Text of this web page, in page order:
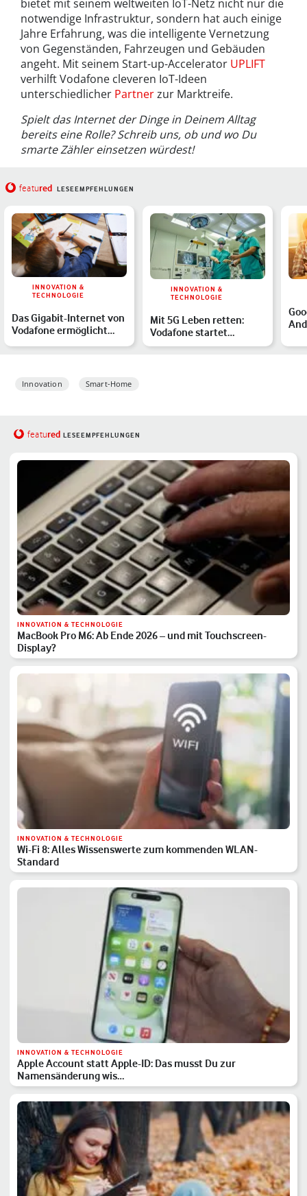
bietet mit seinem weltweiten IoT-Netz nicht nur die
notwendige Infrastruktur, sondern hat auch einige
Jahre Erfahrung, was die intelligente Vernetzung
von Gegenständen, Fahrzeugen und Gebäuden
angeht. Mit seinem Start-up-Accelerator UPLIFT
verhilft Vodafone cleveren IoT-Ideen
unterschiedlicher Partnerzur Marktreife.
Spielt das Internet der Dinge in Deinem Alltag
bereits eine Rolle? Schreib uns, ob und wo Du
smarte Zähler einsetzen würdest!
featured LESEEMPFEHLUNGEN
INNOVATION &
TECHNOLOGIE
Das Gigabit-Internet von
Vodafone ermöglicht
INNOVATION &
TECHNOLOGIE
Mit 5G Leben retten:
Vodafone startet
Echtzeit-Netz im ersten
Innovation Smart-Home
featured LESEEMPFEHLUNGEN
INNOVATION & TECHNOLOGIE
MacBook Pro M6: Ab Ende 2026 – und mit Touchscreen-
Display?
INNOVATION & TECHNOLOGIE
Wi-Fi 8: Alles Wissenswerte zum kommenden WLAN-
Standard
INNOVATION & TECHNOLOGIE
Apple Account statt Apple-ID: Das musst Du zur
Namensänderung wis…